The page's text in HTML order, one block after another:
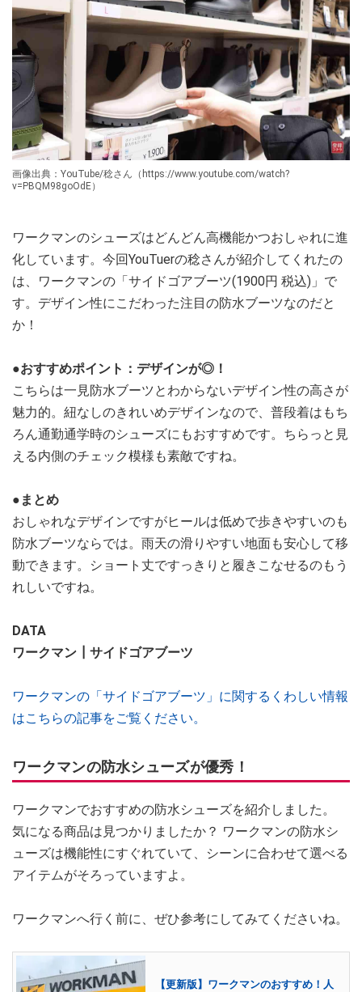
画像出典：YouTube/稔さん（https://www.youtube.com/watch?
v=PBQM98goOdE）
ワークマンのシューズはどんどん高機能かつおしゃれに進
化しています。今回YouTuerの稔さんが紹介してくれたの
は、ワークマンの「サイドゴアブーツ(1900円 税込)」で
す。デザイン性にこだわった注目の防水ブーツなのだと
か！
●おすすめポイント：デザインが◎！
こちらは一見防水ブーツとわからないデザイン性の高さが
魅力的。紐なしのきれいめデザインなので、普段着はもち
ろん通勤通学時のシューズにもおすすめです。ちらっと見
える内側のチェック模様も素敵ですね。
●まとめ
おしゃれなデザインですがヒールは低めで歩きやすいのも
防水ブーツならでは。雨天の滑りやすい地面も安心して移
動できます。ショート丈ですっきりと履きこなせるのもう
れしいですね。
DATA
ワークマン┃サイドゴアブーツ
ワークマンの「サイドゴアブーツ」に関するくわしい情報
はこちらの記事をご覧ください。
ワークマンの防水シューズが優秀！
ワークマンでおすすめの防水シューズを紹介しました。
気になる商品は見つかりましたか？ ワークマンの防水シ
ューズは機能性にすぐれていて、シーンに合わせて選べる
アイテムがそろっていますよ。
ワークマンへ行く前に、ぜひ参考にしてみてくださいね。
【更新版】ワークマンのおすすめ！人